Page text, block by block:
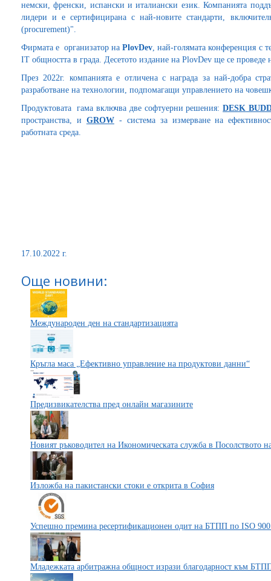
немски, френски, испански и италиански език. Компанията
лидери и е сертифицирана с най-новите стандарти,
(procurement)".
Фирмата е организатор наPlovDev, най-голямата конференция с
IТ общността в града. Десетото издание на PlovDev ще се проведе
През 2022г. компанията е отличена с награда за най-добра
разработване на технологии, подпомагащи управлението на
Продуктовата гама включва две софтуерни решения:DESK
пространства, и GROW- система за измерване на
работната среда.
17.10.2022 г.
Още новини:
Международен ден на стандартизацията
Кръгла маса „Ефективно управление на продуктови данни“
Предизвикателства пред онлайн магазините
Новият ръководител на Икономическата служба в Посолството
Изложба на пакистански стоки e открита в София
Успешно премина ресертификационен одит на БТПП по ISO
Младежката арбитражна общност изрази благодарност към